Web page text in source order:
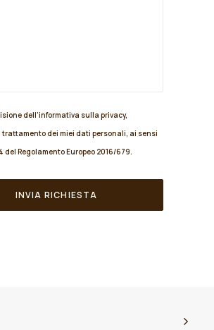
dell'informativa sulla privacy,
dei miei dati personali, ai sensi
del Regolamento Europeo 2016/679.